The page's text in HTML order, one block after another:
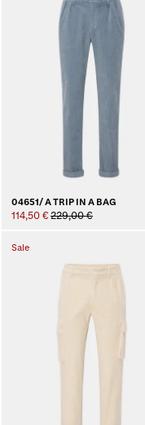
04651/ A TRIP IN A BAG
114,50 € 229,00 €
Sale